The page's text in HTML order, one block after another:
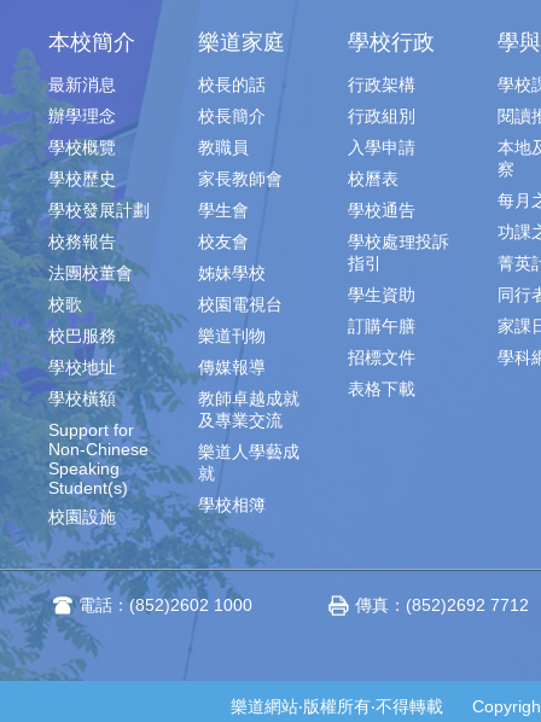
本校簡介
最新消息
辦學理念
學校概覽
學校歷史
學校發展計劃
校務報告
法團校董會
校歌
校巴服務
學校地址
學校橫額
Support for
Non-Chinese
Speaking
Student(s)
校園設施
樂道家庭
校長的話
校長簡介
教職員
家長教師會
學生會
校友會
姊妹學校
校園電視台
樂道刊物
傳媒報導
教師卓越成就
及專業交流
樂道人學藝成
就
學校相簿
學校行政
行政架構
行政組別
入學申請
校曆表
學校通告
學校處理投訴
指引
學生資助
訂購午膳
招標文件
表格下載
學
學校
閱讀
本地
察
每月
功課
菁英
同行
家課
學科
電話：(852)2602 1000 傳真：(852)2692 7712
樂道網站‧版權所有‧不得轉載